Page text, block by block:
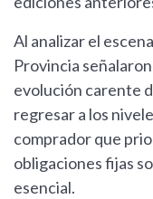
Al analizar el
Provincia
evolución carente
regresar a los
comprador que
obligaciones fijas
esencial.